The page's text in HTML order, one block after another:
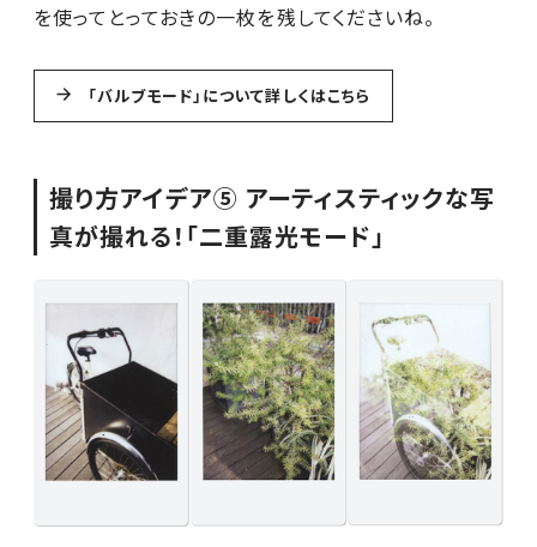
を使ってとっておきの一枚を残してくださいね。
「バルブモード」について詳しくはこちら
撮り方アイデア⑤ アーティスティックな写
真が撮れる！「二重露光モード」